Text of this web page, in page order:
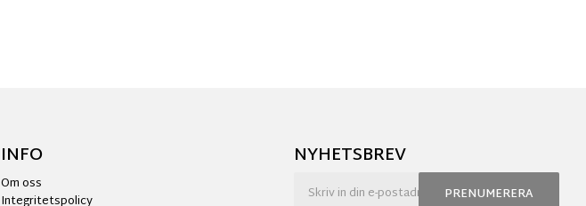
INFO
Om oss
Integritetspolicy
NYHETSBREV
PRENUMERERA